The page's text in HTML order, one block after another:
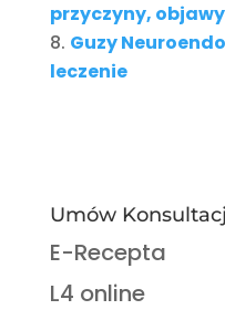
przyczyny,
Guzy
leczenie
Umów
E-Recepta
L4 online